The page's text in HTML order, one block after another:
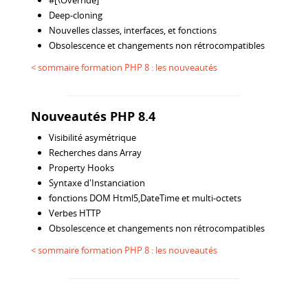
Deep-cloning
Nouvelles classes, interfaces, et fonctions
Obsolescence et changements non rétrocompatibles
< sommaire formation PHP 8 : les nouveautés
Nouveautés PHP 8.4
Visibilité asymétrique
Recherches dans Array
Property Hooks
Syntaxe d'Instanciation
fonctions DOM Html5,DateTime et multi-octets
Verbes HTTP
Obsolescence et changements non rétrocompatibles
< sommaire formation PHP 8 : les nouveautés